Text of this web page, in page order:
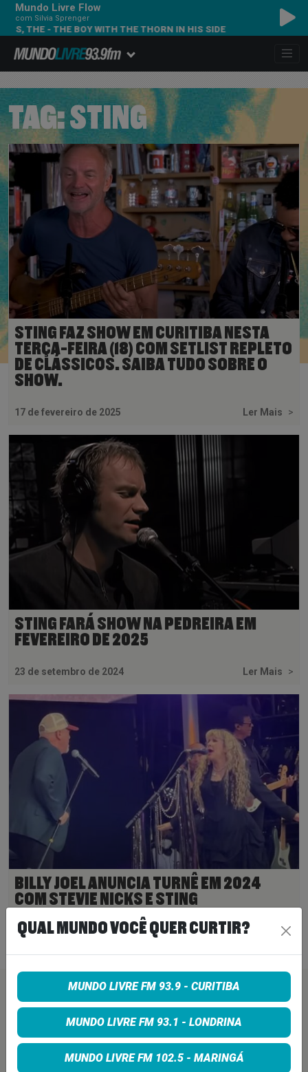
Mundo Livre Flow
com Silvia Sprenger
- THE BOY WITH THE THORN IN HIS SIDE
TAG:STING
STING FAZ SHOW EM CURITIBA NESTA
TERÇA-FEIRA (18) COM SETLIST REPLETO
DE CLÁSSICOS. SAIBA TUDO SOBRE O
SHOW.
17 de fevereiro de 2025 Ler Mais >
STING FARÁ SHOW NA PEDREIRA EM
FEVEREIRO DE 2025
23 de setembro de 2024 Ler Mais >
BILLY JOEL ANUNCIA TURNÊ EM 2024
COM STEVIE NICKS E STING
5 de janeiro de 2024 Ler Mais >
PEÇA SUA MÚSICA
Quer sugerir uma música para rolar na minha
programação? É só preencher os campos abaixo:
QUAL MUNDO VOCÊ QUER CURTIR?
MUNDO LIVRE FM 93.9 - CURITIBA
MUNDO LIVRE FM 93.1 - LONDRINA
MUNDO LIVRE FM 102.5 - MARINGÁ